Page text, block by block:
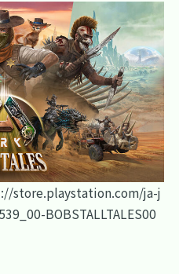
store.playstation.com/ja-j
BOBSTALLTALES00